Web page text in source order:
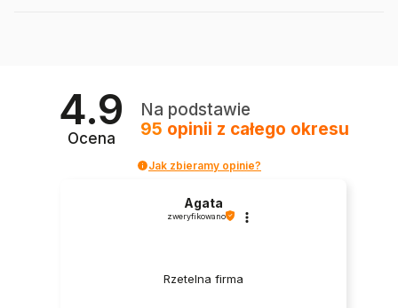
4.9
Ocena
Na podstawie
95 opinii z całego okresu
Jak zbieramy opinie?
Agata
zweryfikowano
Rzetelna firma